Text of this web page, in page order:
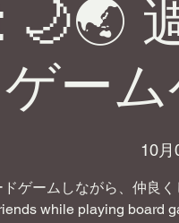
ー
10月
ドゲームしながら、仲良
while playing board